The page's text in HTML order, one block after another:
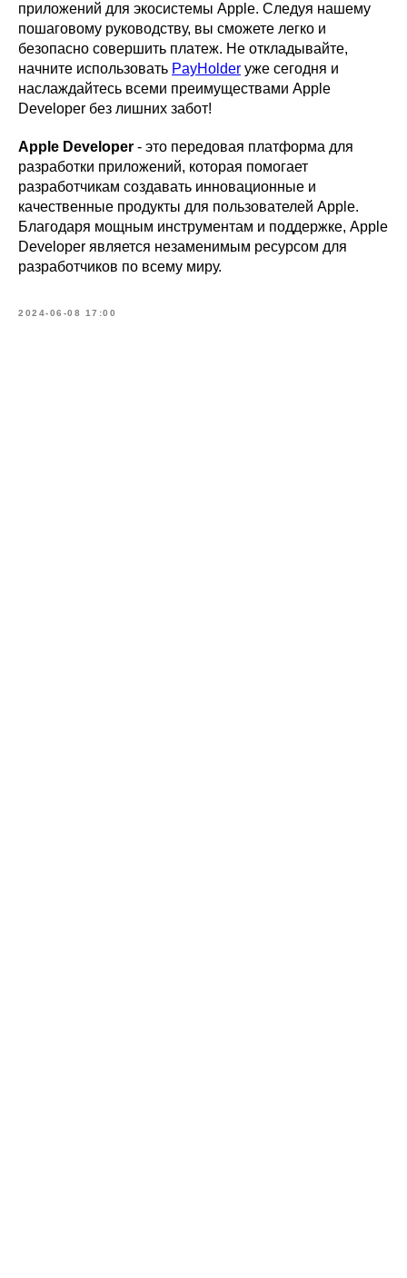
приложений для экосистемы Apple. Следуя нашему
пошаговому руководству, вы сможете легко и
безопасно совершить платеж. Не откладывайте,
начните использовать PayHolder уже сегодня и
наслаждайтесь всеми преимуществами Apple
Developer без лишних забот!
Apple Developer - это передовая платформа для
разработки приложений, которая помогает
разработчикам создавать инновационные и
качественные продукты для пользователей Apple.
Благодаря мощным инструментам и поддержке, Apple
Developer является незаменимым ресурсом для
разработчиков по всему миру.
2024-06-08 17:00